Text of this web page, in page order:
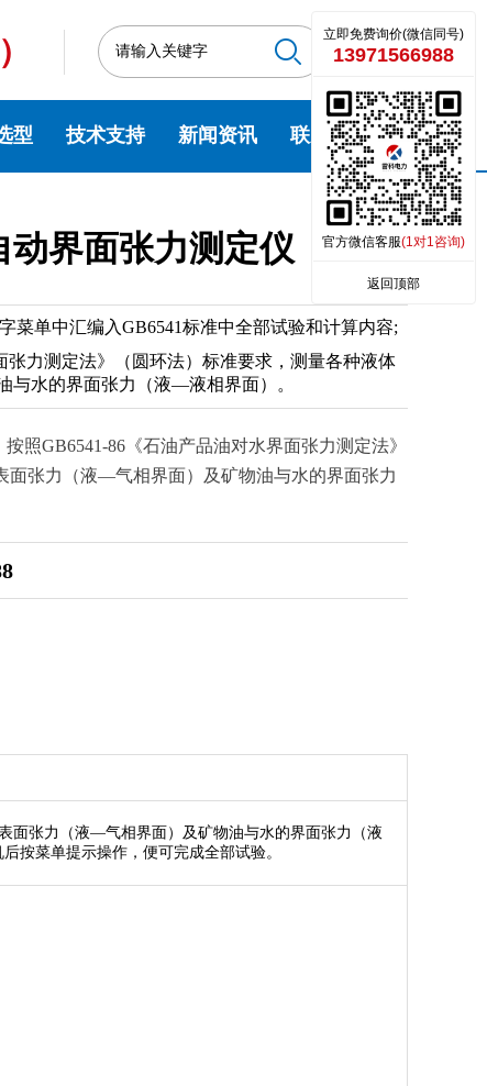
型 技术支持 新闻资讯 联系我们
界面张力测定仪
菜单中汇编入GB6541标准中全部试验和计算内容;
张力测定法》（圆环法）标准要求，测量各种液体
水的界面张力（液—液相界面）。
照GB6541-86《石油产品油对水界面张力测定法》
面张力（液—气相界面）及矿物油与水的界面张力
面张力（液—气相界面）及矿物油与水的界面张力（液
按菜单提示操作，便可完成全部试验。
立即免费询价(微信同号)
13971566988
官方微信客服(1对1咨询)
返回顶部